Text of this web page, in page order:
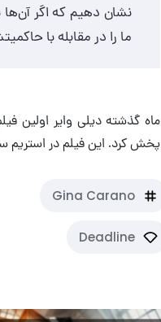
نشان دهیم که اگر آن‌ها
ما را در مقابله با
پخش کرد. این فیلم در استریم سه ساعته‌ی
Gina Carano
Deadline